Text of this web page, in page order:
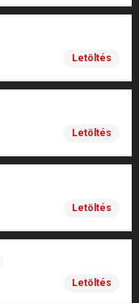
Letöltés
Letöltés
Letöltés
Letöltés